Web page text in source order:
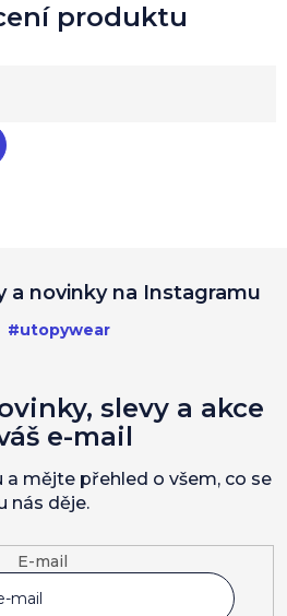
a novinky na Instagramu
#utopywear
E-mail
slevy a akce
e-mail
mějte přehled o všem, co se
nás děje.